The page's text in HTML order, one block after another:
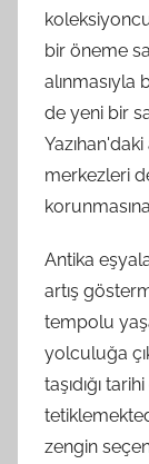
bir öneme
alınmasıyla
de yeni bir
merkezleri
Antika
artış
tempolu
yolculuğa
taşıdığı
zengin